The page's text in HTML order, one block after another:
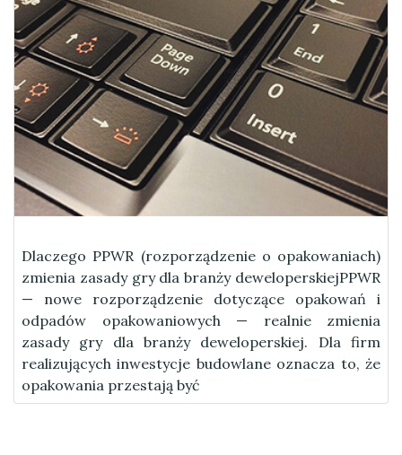
Dlaczego PPWR (rozporządzenie o opakowaniach)
zmienia zasady gry dla branży deweloperskiejPPWR
— nowe rozporządzenie dotyczące opakowań i
odpadów opakowaniowych — realnie zmienia
zasady gry dla branży deweloperskiej. Dla firm
realizujących inwestycje budowlane oznacza to, że
opakowania przestają być